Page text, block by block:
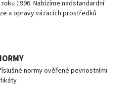
1996. Nabízíme nadstandardní
a opravy vázacích prostředků
normy ověřené pevnostními